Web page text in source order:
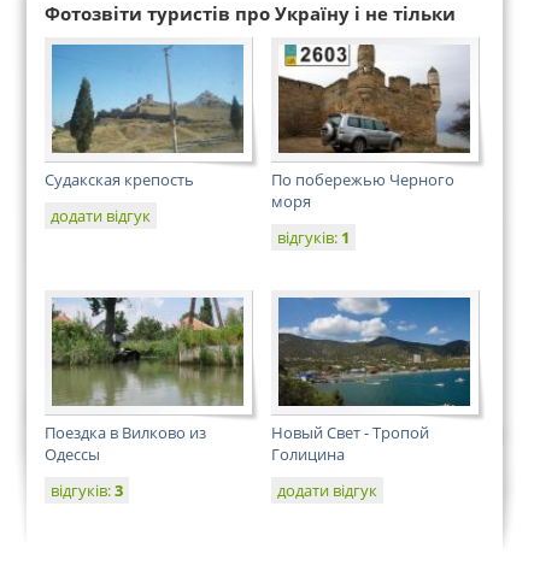
Фотозвіти туристів про Україну і не тільки
Судакская крепость
додати відгук
По побережью Черного
моря
відгуків: 1
Поездка в Вилково из
Одессы
відгуків:3
Новый Свет - Тропой
Голицина
додати відгук